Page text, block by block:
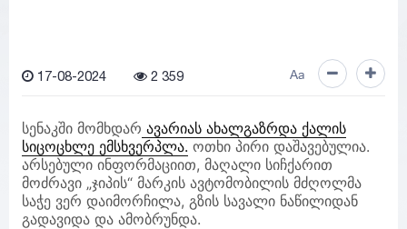
17-08-2024 2 359 Aa
სენაკში მომხდარ ავარიას ახალგაზრდა ქალის
სიცოცხლე ემსხვერპლა. ოთხი პირი დაშავებულია.
არსებული ინფორმაციით, მაღალი სიჩქარით
მოძრავი „ჯიპის“ მარკის ავტომობილის მძღოლმა
საჭე ვერ დაიმორჩილა, გზის სავალი ნაწილიდან
გადავიდა და ამობრუნდა.